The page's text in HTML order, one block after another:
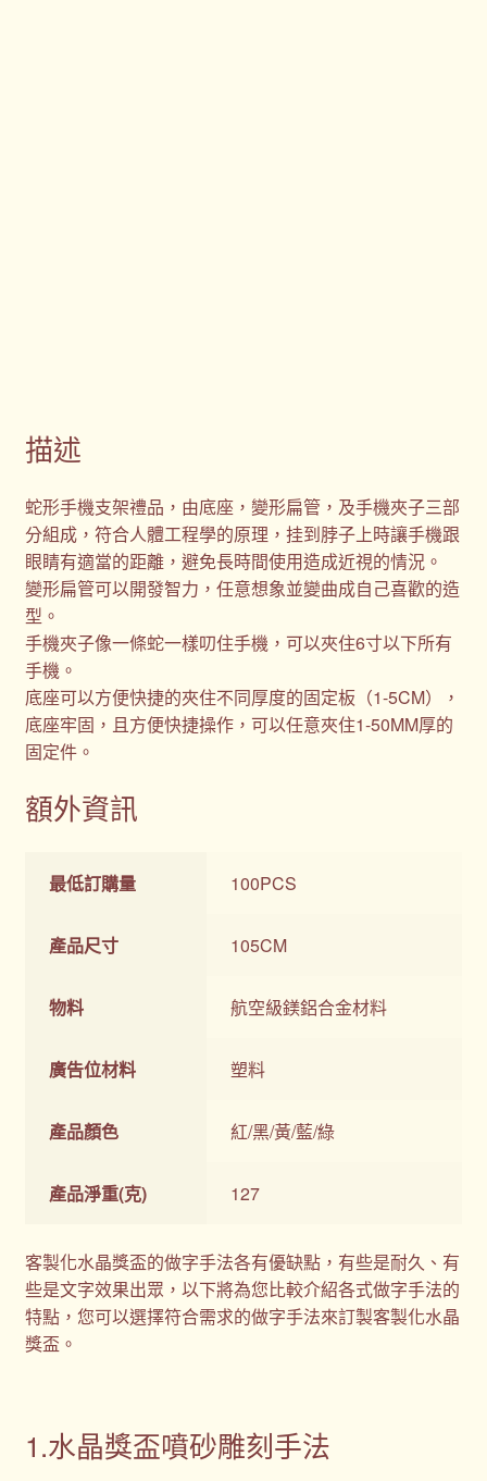
描述
蛇形手機支架禮品，由底座，變形扁管，及手機夾子三部
分組成，符合人體工程學的原理，挂到脖子上時讓手機跟
眼睛有適當的距離，避免長時間使用造成近視的情況。
變形扁管可以開發智力，任意想象並變曲成自己喜歡的造
型。
手機夾子像一條蛇一樣叨住手機，可以夾住6寸以下所有
手機。
底座可以方便快捷的夾住不同厚度的固定板（1-5CM），
底座牢固，且方便快捷操作，可以任意夾住1-50MM厚的
固定件。
額外資訊
最低訂購量 100PCS
產品尺寸 105CM
物料 航空級鎂鋁合金材料
廣告位材料 塑料
產品顏色 紅/黑/黃/藍/綠
產品淨重(克) 127
客製化水晶獎盃的做字手法各有優缺點，有些是耐久、有
些是文字效果出眾，以下將為您比較介紹各式做字手法的
特點，您可以選擇符合需求的做字手法來訂製客製化水晶
獎盃。
1.水晶獎盃噴砂雕刻手法